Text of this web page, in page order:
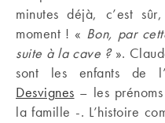
minutes déjà, c’est
moment ! « Bon, par
suite à la cave ?».
sont les enfants de
Desvignes – les
la famille -. L’histoire